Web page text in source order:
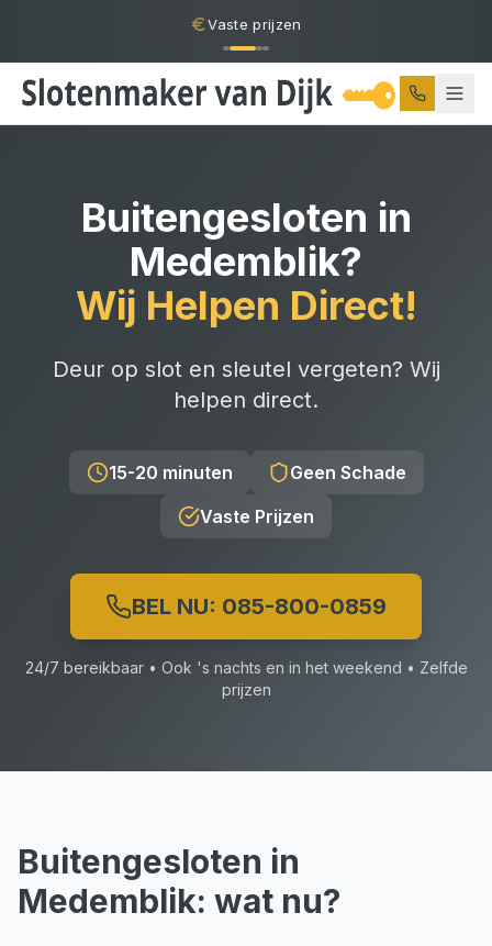
Vaste prijzen
Buitengesloten in
Medemblik?
Wij Helpen Direct!
Deur op slot en sleutel vergeten? Wij
helpen direct.
15-20 minuten
Geen Schade
Vaste Prijzen
BEL NU: 085-800-0859
24/7 bereikbaar • Ook 's nachts en in het weekend • Zelfde
prijzen
Buitengesloten in
Medemblik: wat nu?